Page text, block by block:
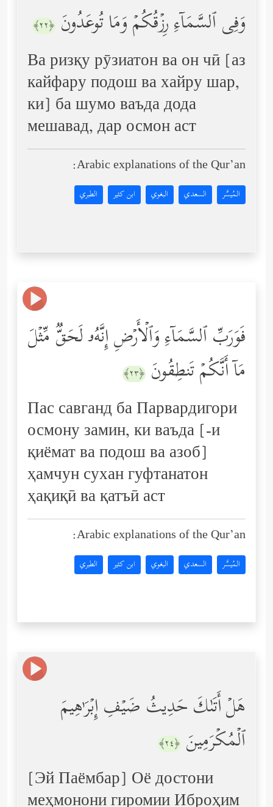
وَفِی ٱلسَّمَاۤءِ رِزۡقُكُمۡ وَمَا تُوعَدُونَ ﴿٢٢﴾
Ва ризқу рӯзиатон ва он чӣ [аз
кайфару подош ва хайру шар,
ки] ба шумо ваъда дода
мешавад, дар осмон аст
Arabic explanations of the Qur’an:
المُيسَّر السعدي البغوي ابن كثير الطبري
فَوَرَبِّ ٱلسَّمَاۤءِ وَٱلۡأَرۡضِ إِنَّهُۥ لَحَقࣱّ مِّثۡلَ
مَاۤ أَنَّكُمۡ تَنطِقُونَ ﴿٢٣﴾
Пас савганд ба Парвардигори
осмону замин, ки ваъда [-и
қиёмат ва подош ва азоб]
ҳамчун сухан гуфтанатон
ҳақиқӣ ва қатъӣ аст
Arabic explanations of the Qur’an:
المُيسَّر السعدي البغوي ابن كثير الطبري
هَلۡ أَتَىٰكَ حَدِیثُ ضَیۡفِ إِبۡرَ ٰ⁠هِیمَ
ٱلۡمُكۡرَمِینَ ﴿٢٤﴾
[Эй Паёмбар] Оё достони